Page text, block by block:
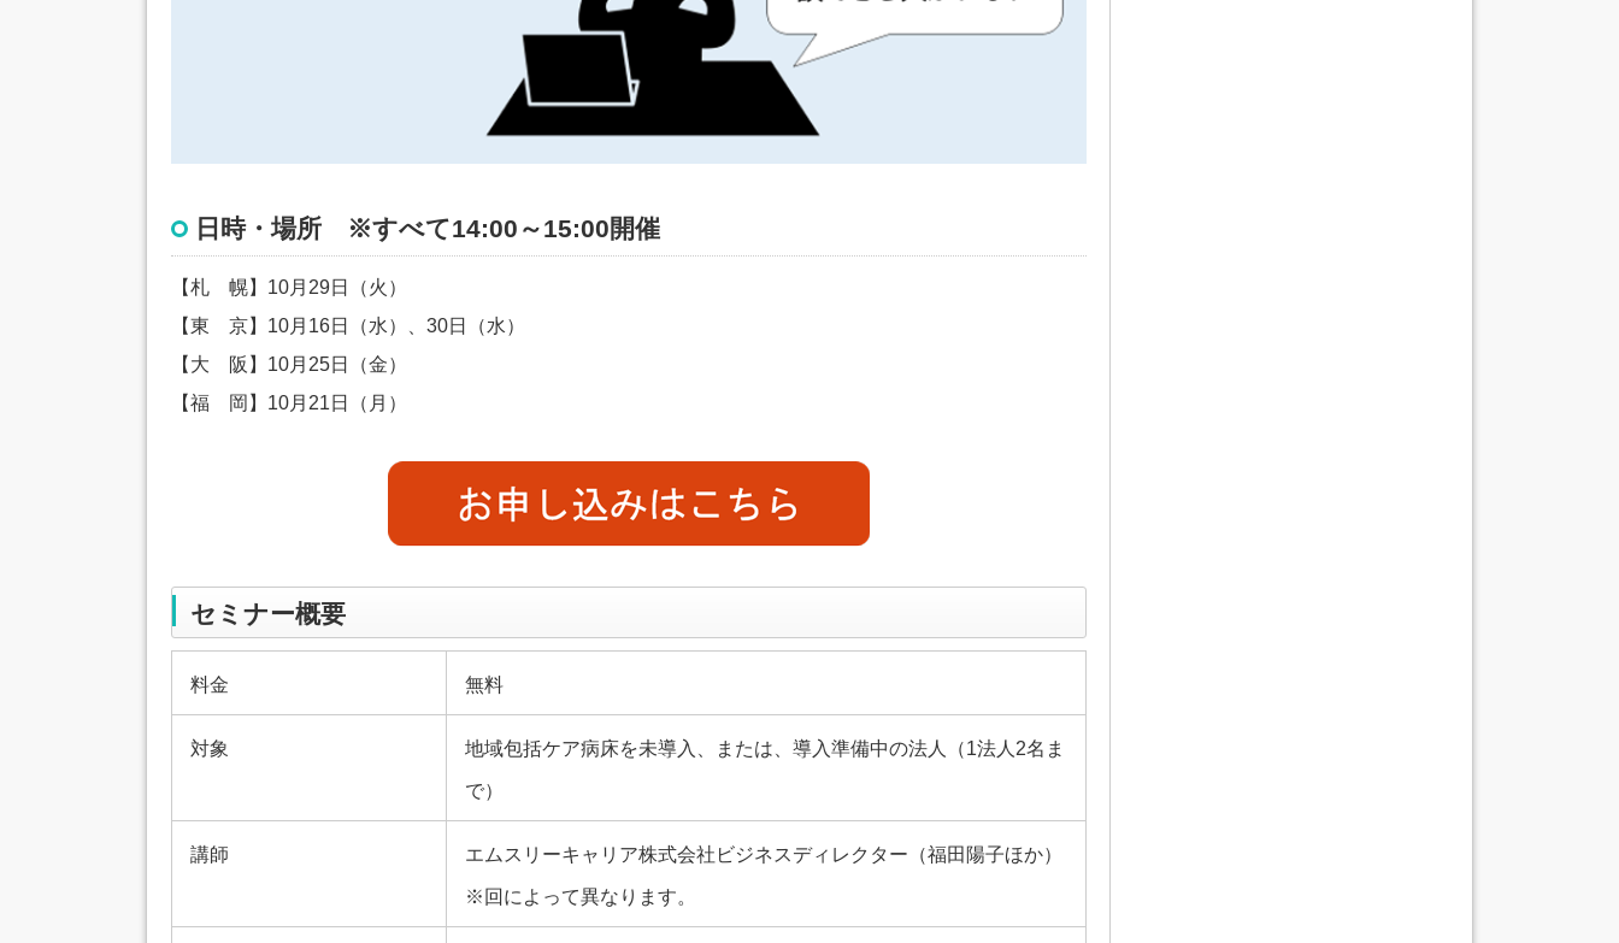
日時・場所 ※すべて14:00～15:00開催
【札 幌】10月29日（火）
【東 京】10月16日（水）、30日（水）
【大 阪】10月25日（金）
【福 岡】10月21日（月）
セミナー概要
料金 無料
対象 地域包括ケア病床を未導入、または、導入準備中の法人（1法人2名ま
で）
講師 エムスリーキャリア株式会社ビジネスディレクター（福田陽子ほか）
※回によって異なります。